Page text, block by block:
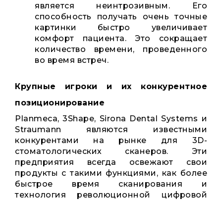
является неинтрозивным. Его
способность получать очень точные
картинки быстро увеличивает
комфорт пациента. Это сокращает
количество времени, проведенного
во время встреч.
Крупные игроки и их конкурентное
позиционирование
Planmeca, 3Shape, Sirona Dental Systems и
Straumann являются известными
конкурентами на рынке для 3D-
стоматологических сканеров. Эти
предприятия всегда освежают свои
продукты с такими функциями, как более
быстрое время сканирования и
технология революционной цифровой